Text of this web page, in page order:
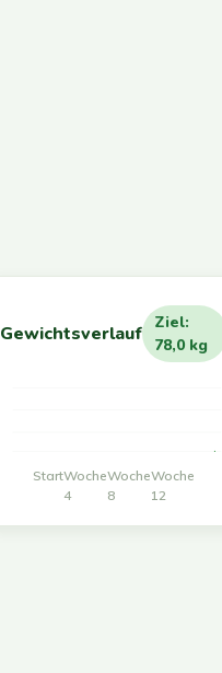
Gewichtsverlauf
Ziel:
78,0 kg
StartWoche
4
Woche
8
Woche
12